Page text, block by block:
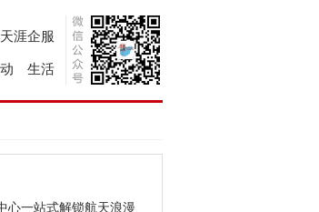
天涯企服
生活
心一站式解锁航天浪漫